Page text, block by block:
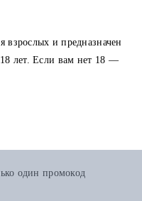
одну подарочную карту.
других заказах.
один промокод
взрослых и предназначен
18 лет. Если вам нет 18 —